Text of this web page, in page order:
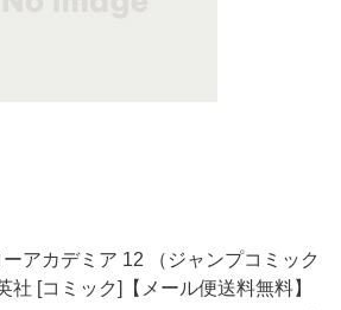
ーアカデミア 12 （ジャンプコミック
社 [コミック]【メール便送料無料】